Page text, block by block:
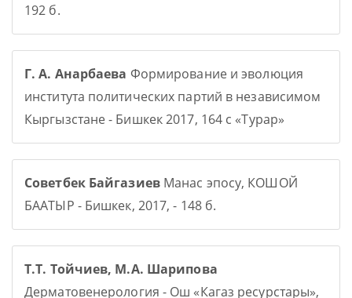
192 б.
Г. А. Анарбаева Формирование и эволюция
института политических партий в независимом
Кыргызстане - Бишкек 2017, 164 с «Турар»
Советбек БайгазиевМанас эпосу, КОШОЙ
БААТЫР - Бишкек, 2017, - 148 б.
Т.Т. Тойчиев, М.А. Шарипова
Дерматовенерология - Ош «Кагаз ресурстары»,